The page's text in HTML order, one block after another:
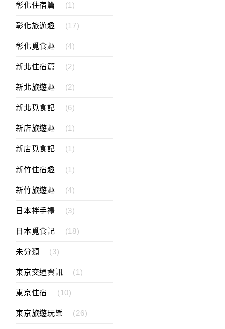
彰化住宿篇 (1)
彰化旅遊趣 (17)
彰化覓食趣 (4)
新北住宿篇 (2)
新北旅遊趣 (2)
新北覓食記 (6)
新店旅遊趣 (1)
新店覓食記 (1)
新竹住宿趣 (1)
新竹旅遊趣 (4)
日本拌手禮 (3)
日本覓食記 (18)
未分類 (3)
東京交通資訊 (1)
東京住宿 (10)
東京旅遊玩樂 (26)